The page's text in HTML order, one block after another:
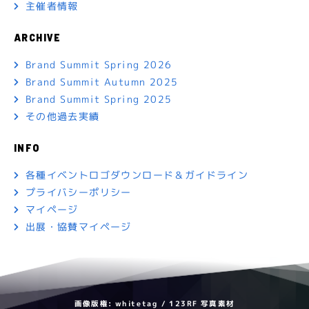
主催者情報
ARCHIVE
Brand Summit Spring 2026
Brand Summit Autumn 2025
Brand Summit Spring 2025
その他過去実績
INFO
各種イベントロゴダウンロード＆ガイドライン
プライバシーポリシー
マイページ
出展・協賛マイページ
画像版権: whitetag / 123RF 写真素材